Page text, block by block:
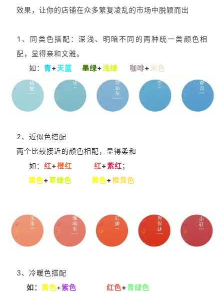
效果，让你的店铺在众多繁复凌乱的市场中脱颖而出
1、同类色搭配：深浅、明暗不同的两种统一类颜色相
配，显得亲和文雅。
如： 青+天蓝 墨绿+浅绿 咖啡+米色
2、近似色搭配
两个比较接近的颜色相配，显得柔和
如： 红+橙红 红+紫红；
黄色+草绿色 黄色+橙黄色
3、冷暖色搭配
如： 黄色+紫色 红色+青绿色